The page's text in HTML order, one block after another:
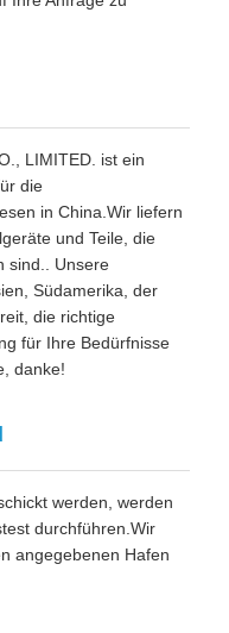
LIMITED. ist ein
die
in China.Wir liefern
und Teile, die
sind.. Unsere
Südamerika, der
die richtige
für Ihre Bedürfnisse
danke!
werden, werden
durchführen.Wir
angegebenen Hafen